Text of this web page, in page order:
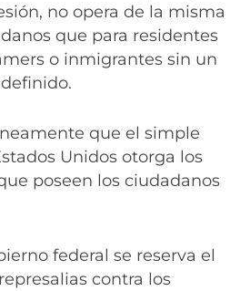
no opera de la misma
que para residentes
o inmigrantes sin un
que el simple
Unidos otorga los
poseen los ciudadanos
federal se reserva el
contra los